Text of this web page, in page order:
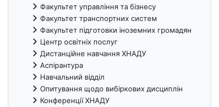
Факультет управління та бізнесу
Факультет транспортних систем
Факультет підготовки іноземних громадян
Центр освітніх послуг
Дистанційне навчання ХНАДУ
Аспірантура
Навчальний відділ
Опитування щодо вибіркових дисциплін
Конференції ХНАДУ